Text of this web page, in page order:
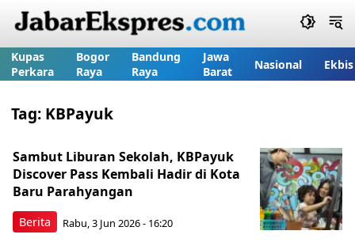
Kupas
Perkara
Bogor
Raya
Bandung
Raya
Jawa
Barat
Nasional Ekbis
Tag: KBPayuk
Berita
Sambut Liburan Sekolah, KBPayuk
Discover Pass Kembali Hadir di Kota
Baru Parahyangan
Rabu, 3 Jun 2026 - 16:20